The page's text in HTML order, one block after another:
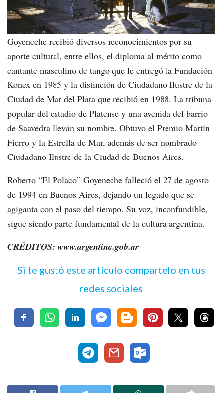
Goyeneche recibió diversos reconocimientos por su
aporte cultural, entre ellos, el diploma al mérito como
cantante masculino de tango que le entregó la Fundación
Konex en 1985 y la distinción de Ciudadano Ilustre de la
Ciudad de Mar del Plata que recibió en 1988. La tribuna
popular del estadio de Platense y una avenida del barrio
de Saavedra llevan su nombre. Obtuvo el Premio Martín
Fierro y la Estrella de Mar, además de ser nombrado
Ciudadano Ilustre de la Ciudad de Buenos Aires.
Roberto “El Polaco” Goyeneche falleció el 27 de agosto
de 1994 en Buenos Aires, dejando un legado que se
agiganta con el paso del tiempo. Su voz, inconfundible,
sigue siendo parte fundamental de la cultura argentina.
CRÉDITOS: www.argentina.gob.ar
Si te gustó este artículo compartelo en tus
redes sociales